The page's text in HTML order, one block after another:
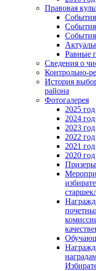
Правовая
События
Равные
Сведения о
Контрольно-
История
района
Фотогалерея
2025 год
2024 год
2023 год
2022 год
2021 год
2020 год
Призеры